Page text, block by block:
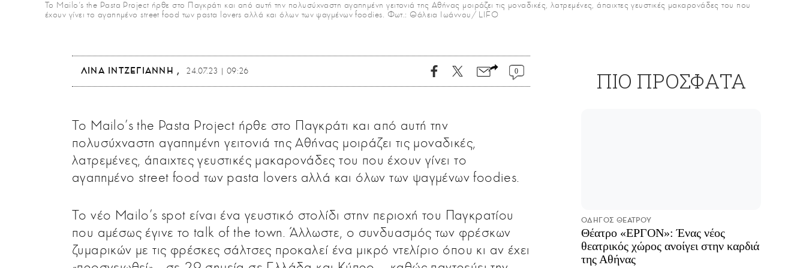
Το Mailo’s the Pasta Project ήρθε στο Παγκράτι και από αυτή την πολυσύχναστη αγαπημένη γειτονιά της Αθήνας μοιράζει τις μοναδικές, λατρεμένες, άπαιχτες γευστικές μακαρονάδες του που
έχουν γίνει το αγαπημένο street food των pasta lovers αλλά και όλων των ψαγμένων foodies. Φωτ.: Θάλεια Ιωάννου/ LIFO
ΛΊΝΑ ΙΝΤΖΕΓΙΆΝΝΗ 24.07.23 | 09:26 0
Το Mailo’s the Pasta Project ήρθε στο Παγκράτι και από αυτή την
πολυσύχναστη αγαπημένη γειτονιά της Αθήνας μοιράζει τις μοναδικές,
λατρεμένες, άπαιχτες γευστικές μακαρονάδες του που έχουν γίνει το
αγαπημένο street food των pasta lovers αλλά και όλων των ψαγμένων foodies.
Το νέο Mailo’s spot είναι ένα γευστικό στολίδι στην περιοχή του Παγκρατίου
που αμέσως έγινε το talk of the town. Άλλωστε, ο συνδυασμός των φρέσκων
ζυμαρικών με τις φρέσκες σάλτσες προκαλεί ένα μικρό ντελίριο όπου κι αν έχει
ΠΙΟ ΠΡΟΣΦΑΤΑ
ΟΔΗΓΟΣ ΘΕΑΤΡΟΥ
Θέατρο «ΕΡΓΟΝ»: Ένας νέος
θεατρικός χώρος ανοίγει στην καρδιά
της Αθήνας